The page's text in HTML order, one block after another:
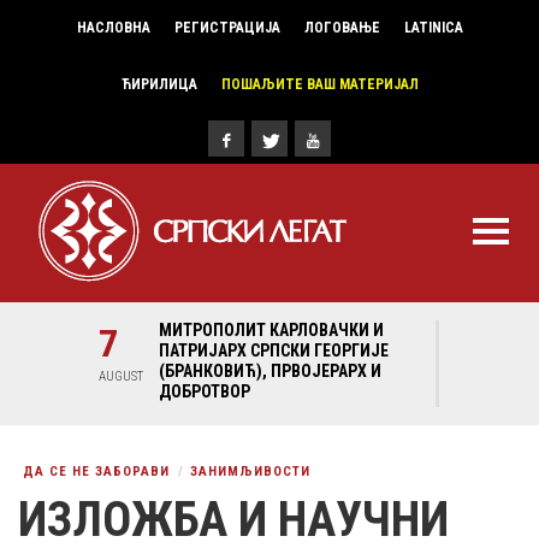
НАСЛОВНА РЕГИСТРАЦИЈА ЛОГОВАЊЕ LATINICA
ЋИРИЛИЦА ПОШАЉИТЕ ВАШ МАТЕРИЈАЛ
7
AUGUST
МИТРОПОЛИТ КАРЛОВАЧКИ И
ПАТРИЈАРХ СРПСКИ ГЕОРГИЈЕ
(БРАНКОВИЋ), ПРВОЈЕРАРХ И
ДОБРОТВОР
ДА СЕ НЕ ЗАБОРАВИ ЗАНИМЉИВОСТИ
ИЗЛОЖБА И НАУЧНИ